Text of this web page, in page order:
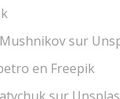
sur
en Freepik